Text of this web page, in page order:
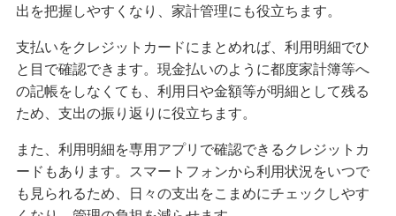
クレジットカードの引き落とし口座を変更する方
法とは？選び方や注意点も紹介
クレジットカードとデビットカードの違いは？メ
クレジットカード決済で領収書は発行できる？代
わりの書類や注意点も解説
出を把握しやすくなり、家計管理にも役立ちます。
支払いをクレジットカードにまとめれば、利用明細でひ
と目で確認できます。現金払いのように都度家計簿等へ
の記帳をしなくても、利用日や金額等が明細として残る
ため、支出の振り返りに役立ちます。
また、利用明細を専用アプリで確認できるクレジットカ
ードもあります。スマートフォンから利用状況をいつで
も見られるため、日々の支出をこまめにチェックしやす